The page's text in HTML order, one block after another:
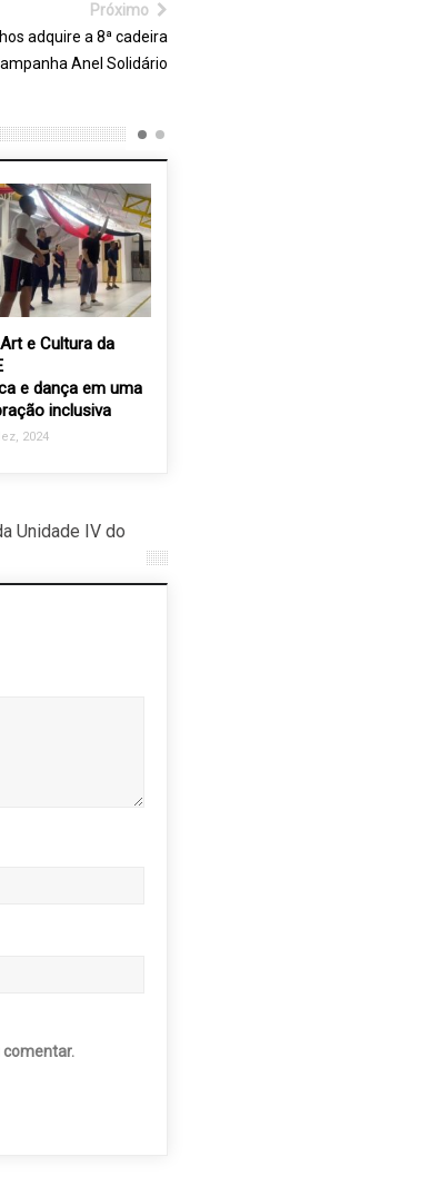
Próximo
adquire a 8ª cadeira
Anel Solidário
e Cultura da
e dança em uma
inclusiva
2024
Unidade IV do
comentar.